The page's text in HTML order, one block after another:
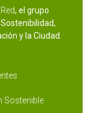
, el grupo
y la Ciudad.
Sostenible